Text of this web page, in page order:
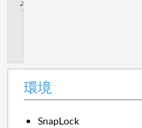
環境
SnapLock